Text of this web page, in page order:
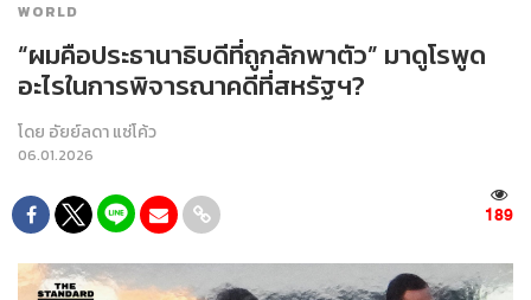
WORLD
“ผมคือประธานาธิบดีที่ถูกลักพาตัว” มาดูโรพูด
อะไรในการพิจารณาคดีที่สหรัฐฯ?
โดย อัยย์ลดา แซ่โค้ว
06.01.2026
189